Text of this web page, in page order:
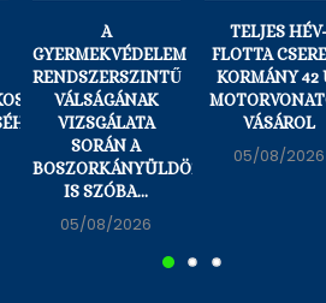
A
GYERMEKVÉDELEM
RENDSZERSZINTŰ
VÁLSÁGÁNAK
VIZSGÁLATA
SORÁN A
BOSZORKÁNYÜLDÖZÉS
IS SZÓBA...
05/08/2026
TELJES HÉV-
FLOTTA
KORMÁNY 42
VÁSÁROL
05/08/2026